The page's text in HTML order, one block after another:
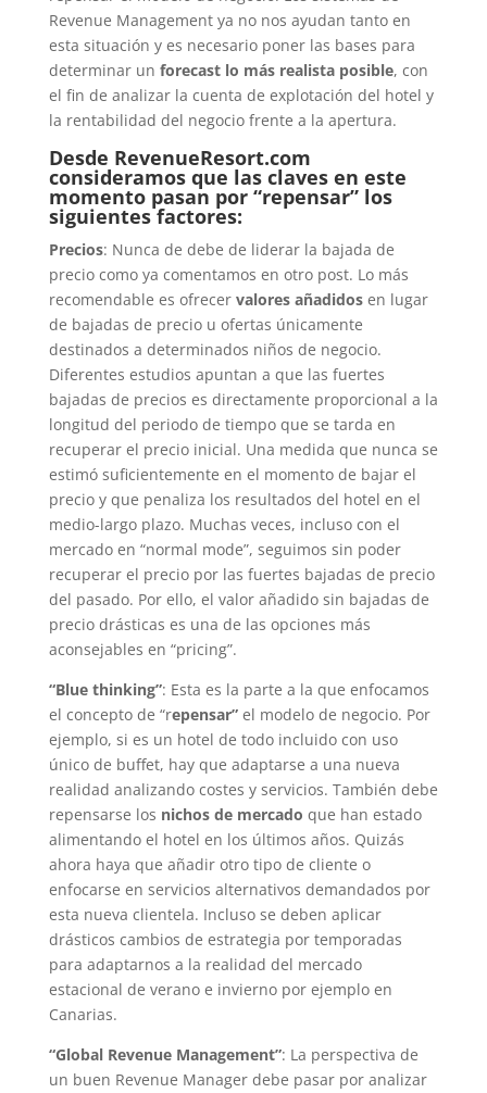
Revenue Management ya no nos ayudan tanto en
esta situación y es necesario poner las bases para
determinar un forecast lo más realista posible, con
el fin de analizar la cuenta de explotación del hotel y
la rentabilidad del negocio frente a la apertura.
Desde RevenueResort.com
consideramos que las claves en este
momento pasan por “repensar” los
siguientes factores:
Precios: Nunca de debe de liderar la bajada de
precio como ya comentamos en otro post. Lo más
recomendable es ofrecer valores añadidosen lugar
de bajadas de precio u ofertas únicamente
destinados a determinados niños de negocio.
Diferentes estudios apuntan a que las fuertes
bajadas de precios es directamente proporcional a la
longitud del periodo de tiempo que se tarda en
recuperar el precio inicial. Una medida que nunca se
estimó suficientemente en el momento de bajar el
precio y que penaliza los resultados del hotel en el
medio-largo plazo. Muchas veces, incluso con el
mercado en “normal mode”, seguimos sin poder
recuperar el precio por las fuertes bajadas de precio
del pasado. Por ello, el valor añadido sin bajadas de
precio drásticas es una de las opciones más
aconsejables en “pricing”.
“Blue thinking”: Esta es la parte a la que enfocamos
el concepto de “repensar”el modelo de negocio. Por
ejemplo, si es un hotel de todo incluido con uso
único de buffet, hay que adaptarse a una nueva
realidad analizando costes y servicios. También debe
repensarse los nichos de mercado que han estado
alimentando el hotel en los últimos años. Quizás
ahora haya que añadir otro tipo de cliente o
enfocarse en servicios alternativos demandados por
esta nueva clientela. Incluso se deben aplicar
drásticos cambios de estrategia por temporadas
para adaptarnos a la realidad del mercado
estacional de verano e invierno por ejemplo en
Canarias.
“Global Revenue Management”: La perspectiva de
un buen Revenue Manager debe pasar por analizar